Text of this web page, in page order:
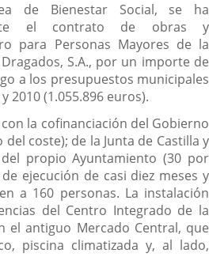
de Bienestar Social, se ha
el contrato de obras y
para Personas Mayores de la
S.A., por un importe de
a los presupuestos municipales
2010 (1.055.896 euros).
la cofinanciación del Gobierno
coste); de la Junta de Castilla y
propio Ayuntamiento (30 por
ejecución de casi diez meses y
a 160 personas. La instalación
del Centro Integrado de la
el antiguo Mercado Central, que
piscina climatizada y, al lado,